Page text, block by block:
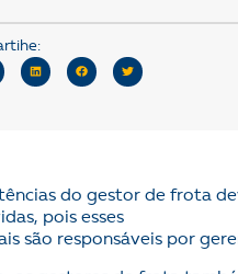
do gestor de frota
pois esses
são responsáveis por